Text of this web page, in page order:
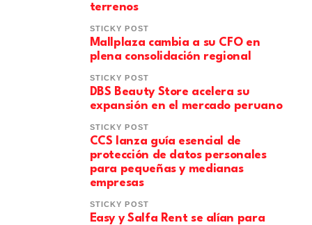
terrenos
STICKY POST
Mallplaza cambia a su CFO en
plena consolidación regional
STICKY POST
DBS Beauty Store acelera su
expansión en el mercado peruano
STICKY POST
CCS lanza guía esencial de
protección de datos personales
para pequeñas y medianas
empresas
STICKY POST
Easy y Salfa Rent se alían para